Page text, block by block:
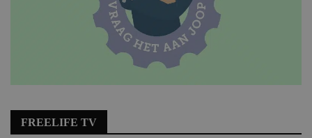
FREELIFE TV